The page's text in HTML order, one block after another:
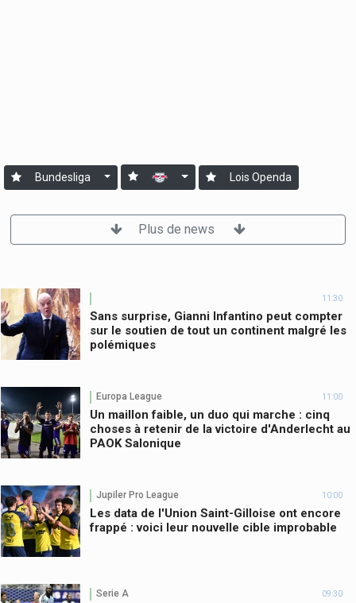
Bundesliga Lois Openda
Plus de news
11:30
Sans surprise, Gianni Infantino peut compter
sur le soutien de tout un continent malgré les
polémiques
Europa League 11:00
Un maillon faible, un duo qui marche : cinq
choses à retenir de la victoire d'Anderlecht au
PAOK Salonique
Jupiler Pro League 10:00
Les data de l'Union Saint-Gilloise ont encore
frappé : voici leur nouvelle cible improbable
Serie A 09:30